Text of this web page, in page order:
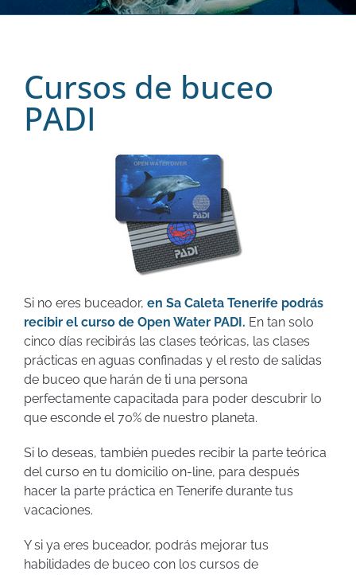
Cursos de buceo
PADI
Si no eres buceador, en Sa Caleta Tenerife podrás
recibir el curso de Open Water PADI. En tan solo
cinco días recibirás las clases teóricas, las clases
prácticas en aguas confinadas y el resto de salidas
de buceo que harán de ti una persona
perfectamente capacitada para poder descubrir lo
que esconde el 70% de nuestro planeta.
Si lo deseas, también puedes recibir la parte teórica
del curso en tu domicilio on-line, para después
hacer la parte práctica en Tenerife durante tus
vacaciones.
Y si ya eres buceador, podrás mejorar tus
habilidades de buceo con los cursos de